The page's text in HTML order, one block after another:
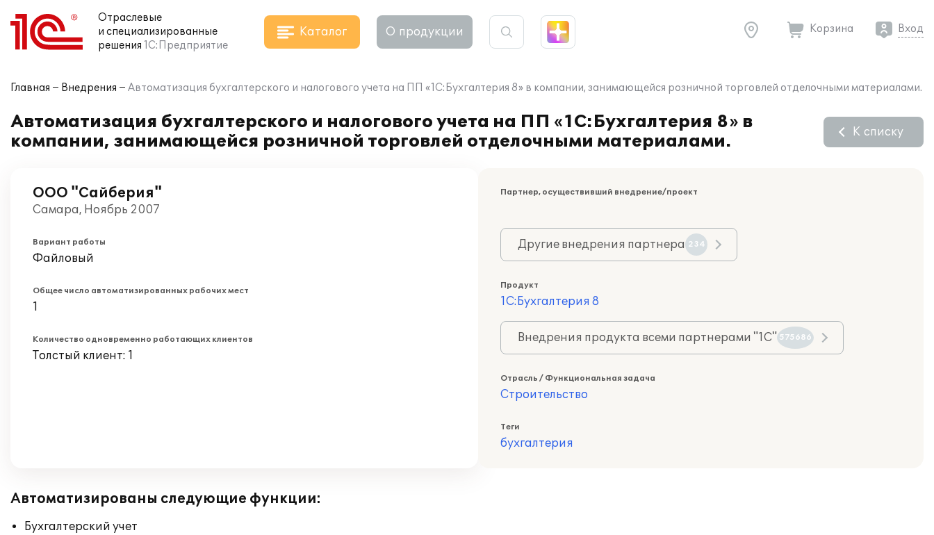
Отраслевые
и специализированные
решения 1С:Предприятие
Каталог О продукции Корзина Вход
Главная Внедрения Автоматизация бухгалтерского и налогового учета на ПП «1С:Бухгалтерия 8» в компании, занимающейся розничной торговлей отделочными материалами.
Автоматизация бухгалтерского и налогового учета на ПП «1С:Бухгалтерия 8» в
компании, занимающейся розничной торговлей отделочными материалами.
К списку
ООО "Сайберия"
Самара, Ноябрь 2007
Вариант работы
Файловый
Общее число автоматизированных рабочих мест
1
Количество одновременно работающих клиентов
Толстый клиент: 1
Партнер, осуществивший внедрение/проект
Другие внедрения партнера 234
Продукт
1С:Бухгалтерия 8
Внедрения продукта всеми партнерами "1С" 575686
Отрасль / Функциональная задача
Строительство
Теги
бухгалтерия
Автоматизированы следующие функции:
Бухгалтерский учет